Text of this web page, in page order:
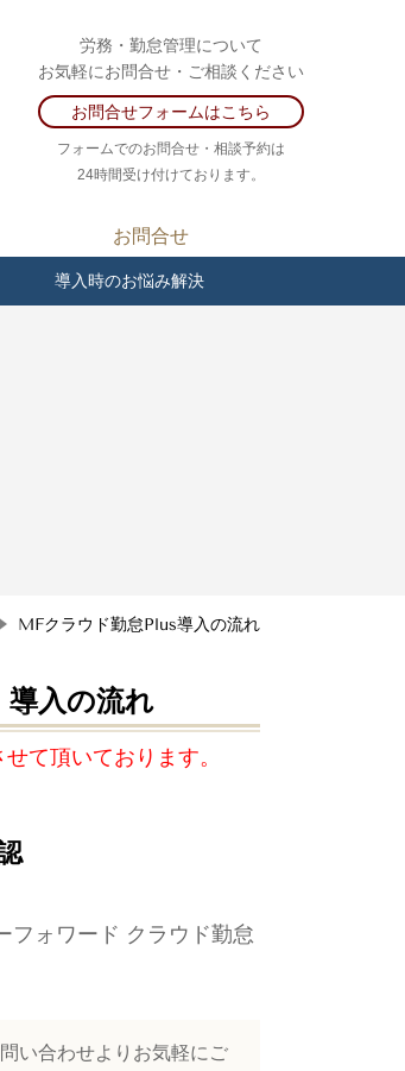
労務・勤怠管理について
お気軽にお問合せ・ご相談ください
お問合せフォームはこちら
フォームでのお問合せ・相談予約は
24時間受け付けております。
お問合せ
導入時のお悩み解決
MFクラウド勤怠Plus導入の流れ
導入の流れ
て頂いております。
フォワード クラウド勤怠
い合わせよりお気軽にご